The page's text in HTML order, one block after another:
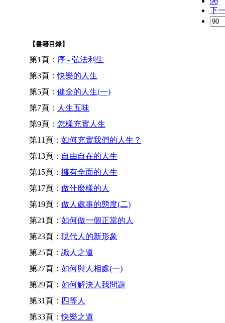
下
【書籍目錄】
第1頁： 序 - 弘法利生
第3頁：快樂的人生
第5頁： 健全的人生(一)
第7頁： 人生五味
第9頁： 怎樣充實人生
第11頁： 如何充實我們的人生？
第13頁： 自由自在的人生
第15頁： 擁有全面的人生
第17頁： 做什麼樣的人
第19頁： 做人處事的態度(二)
第21頁： 如何做一個正當的人
第23頁： 現代人的新形象
第25頁： 識人之道
第27頁： 如何與人相處(一)
第29頁： 如何解決人我問題
第31頁： 四等人
第33頁：快樂之道